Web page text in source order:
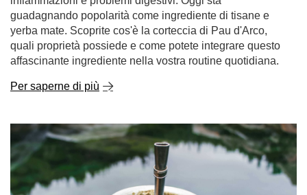
yerba mate. Scoprite cos'è la corteccia di Pau d'Arco,
quali proprietà possiede e come potete integrare questo
affascinante ingrediente nella vostra routine quotidiana.
Per saperne di più